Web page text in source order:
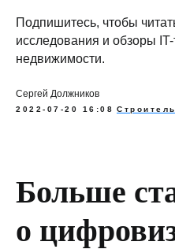
Подпишитесь, чтобы
исследования и обзоры
недвижимости.
Сергей Должников
2022-07-20 16:08
Больше
о